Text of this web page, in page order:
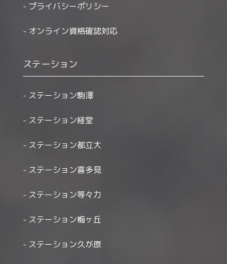
プライバシーポリシー
オンライン資格確認対応
ステーション
ステーション駒澤
ステーション経堂
ステーション都立大
ステーション喜多見
ステーション等々力
ステーション梅ヶ丘
ステーション久が原